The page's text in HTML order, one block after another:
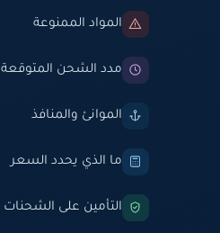
المواد الممنوعة
مدد الشحن المتوقعة
الموانئ والمنافذ
ما الذي يحدد السعر
التأمين على الشحنات